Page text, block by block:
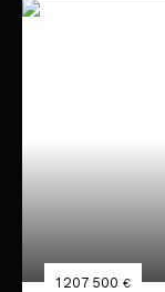
1 207 500 €